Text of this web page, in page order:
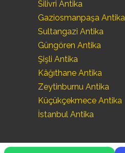
Silivri Antika
Gaziosmanpaşa Antika
Sultangazi Antika
Güngören Antika
Şişli Antika
Kâğıthane Antika
Zeytinburnu Antika
Küçükçekmece Antika
İstanbul Antika